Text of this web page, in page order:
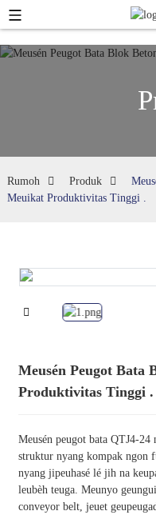
Rumoh Produk
Meuikat Produktivitas Tinggi .
Meusén Peugot Bata
Produktivitas Tinggi .
Meusén peugot bata QTJ4-
struktur nyang kompak ngon
nyang jipeuhasé lé jih na
leubèh teuga. Meunyo
conveyor belt, jeuet